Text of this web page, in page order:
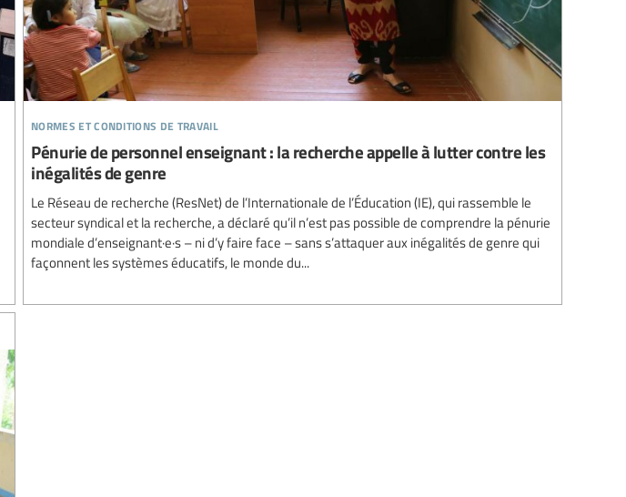
normes et conditions de travail
Pénurie de personnel enseignant : la recherche appelle à lutter contre les
inégalités de genre
Le Réseau de recherche (ResNet) de l’Internationale de l’Éducation (IE), qui rassemble le
secteur syndical et la recherche, a déclaré qu’il n’est pas possible de comprendre la pénurie
mondiale d’enseignant·e·s – ni d’y faire face – sans s’attaquer aux inégalités de genre qui
façonnent les systèmes éducatifs, le monde du...